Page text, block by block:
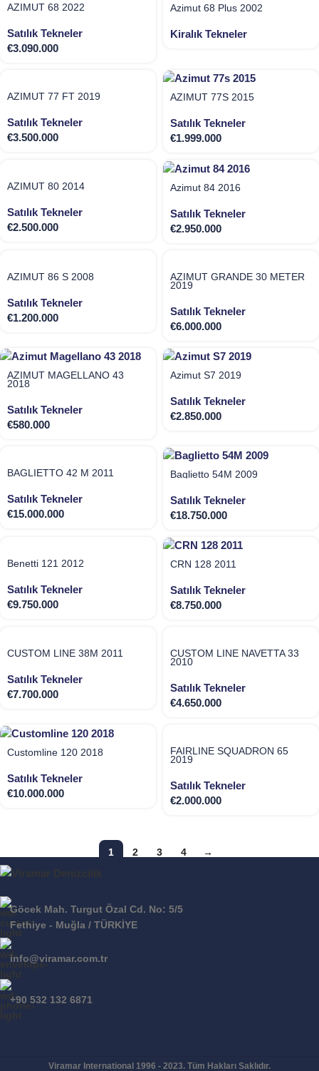
AZIMUT 68 2022
Satılık Tekneler
€3.090.000
Azimut 68 Plus 2002
Kiralık Tekneler
AZIMUT 77 FT 2019
Satılık Tekneler
€3.500.000
AZİMUT 77S 2015
Satılık Tekneler
€1.999.000
AZIMUT 80 2014
Satılık Tekneler
€2.500.000
Azimut 84 2016
Satılık Tekneler
€2.950.000
AZIMUT 86 S 2008
Satılık Tekneler
€1.200.000
AZIMUT GRANDE 30 METER
2019
Satılık Tekneler
€6.000.000
AZİMUT MAGELLANO 43
2018
Satılık Tekneler
€580.000
Azimut S7 2019
Satılık Tekneler
€2.850.000
BAGLIETTO 42 M 2011
Satılık Tekneler
€15.000.000
Baglietto 54M 2009
Satılık Tekneler
€18.750.000
Benetti 121 2012
Satılık Tekneler
€9.750.000
CRN 128 2011
Satılık Tekneler
€8.750.000
CUSTOM LINE 38M 2011
Satılık Tekneler
€7.700.000
CUSTOM LINE NAVETTA 33
2010
Satılık Tekneler
€4.650.000
Customline 120 2018
Satılık Tekneler
€10.000.000
FAIRLINE SQUADRON 65
2019
Satılık Tekneler
€2.000.000
1 2 3 4 →
Göcek Mah. Turgut Özal Cd. No: 5/5
Fethiye - Muğla / TÜRKİYE
info@viramar.com.tr
+90 532 132 6871
Viramar International 1996 - 2023. Tüm Hakları Saklıdır.